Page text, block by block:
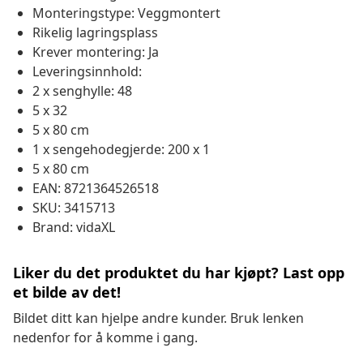
Monteringstype: Veggmontert
Rikelig lagringsplass
Krever montering: Ja
Leveringsinnhold:
2 x senghylle: 48
5 x 32
5 x 80 cm
1 x sengehodegjerde: 200 x 1
5 x 80 cm
EAN: 8721364526518
SKU: 3415713
Brand: vidaXL
Liker du det produktet du har kjøpt? Last opp
et bilde av det!
Bildet ditt kan hjelpe andre kunder. Bruk lenken
nedenfor for å komme i gang.